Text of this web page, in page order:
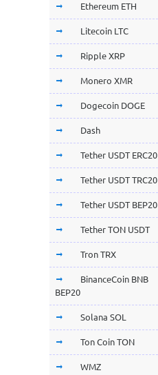
Ethereum ETH
Litecoin LTC
Ripple XRP
Monero XMR
Dogecoin DOGE
Dash
Tether USDT ERC20
Tether USDT TRC20
Tether USDT BEP20
Tether TON USDT
Tron TRX
BinanceCoin BNB
BEP20
Solana SOL
Ton Coin TON
WMZ